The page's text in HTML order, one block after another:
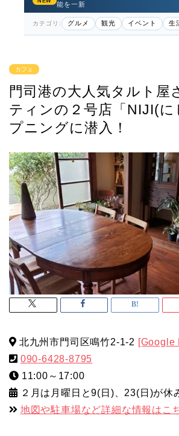
能を一新
カテゴリ: グルメ 観光 イベント 生
カフェ
門司港の大人気タルト屋
ティンの２号店「NIJI(に
プニングに潜入！
北九州市門司区鳴竹2-1-2 [Google
090-6428-8795
11:00～17:00
２月は月曜日と9(日)、23(日)が休
地図や駐車場など詳細な情報はこ